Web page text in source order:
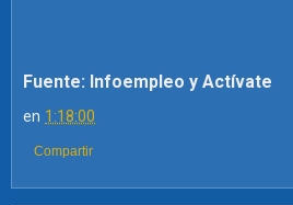
Fuente: Infoempleo y Actívate
en 1:18:00
Compartir